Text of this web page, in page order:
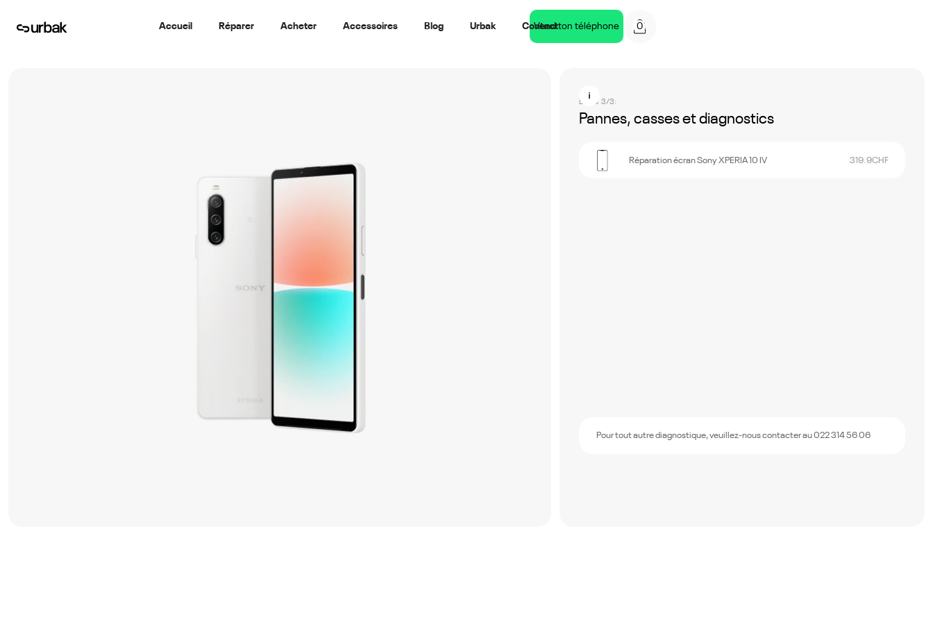
Accueil Réparer Acheter Accessoires Blog Urbak Contact
Vend ton téléphone 0
Étape 3/3:
Pannes, casses et diagnostics
Réparation écran Sony XPERIA 10 IV 319.9CHF
Pour tout autre diagnostique, veuillez-nous contacter au 022 314 56 06